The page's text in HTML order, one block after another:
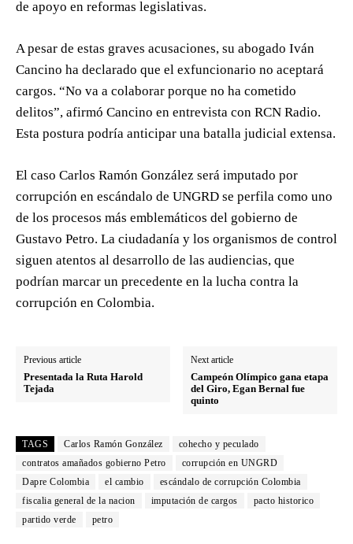
de apoyo en reformas legislativas.
A pesar de estas graves acusaciones, su abogado Iván
Cancino ha declarado que el exfuncionario no aceptará
cargos. “No va a colaborar porque no ha cometido
delitos”, afirmó Cancino en entrevista con RCN Radio.
Esta postura podría anticipar una batalla judicial extensa.
El caso Carlos Ramón González será imputado por
corrupción en escándalo de UNGRD se perfila como uno
de los procesos más emblemáticos del gobierno de
Gustavo Petro. La ciudadanía y los organismos de control
siguen atentos al desarrollo de las audiencias, que
podrían marcar un precedente en la lucha contra la
corrupción en Colombia.
Previous article
Presentada la Ruta Harold
Tejada
Next article
Campeón Olímpico gana etapa
del Giro, Egan Bernal fue
quinto
TAGS Carlos Ramón González
cohecho y peculado
contratos amañados gobierno Petro
corrupción en UNGRD
Dapre Colombia
el cambio
escándalo de corrupción Colombia
fiscalia general de la nacion
imputación de cargos
pacto historico
partido verde
petro